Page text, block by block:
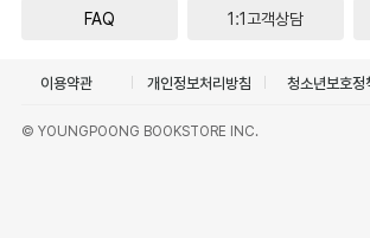
FAQ 1:1고객상담
이용약관 개인정보처리방침 청소년보호정
© YOUNGPOONG BOOKSTORE INC.